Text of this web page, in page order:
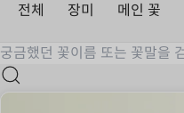
전체 장미 메인 꽃